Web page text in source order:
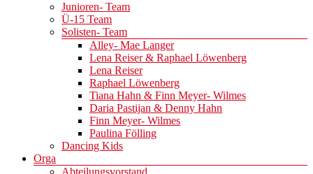
Junioren- Team
Ü-15 Team
Solisten- Team
Alley- Mae Langer
Lena Reiser & Raphael Löwenberg
Lena Reiser
Raphael Löwenberg
Tiana Hahn & Finn Meyer- Wilmes
Daria Pastijan & Denny Hahn
Finn Meyer- Wilmes
Paulina Fölling
Dancing Kids
Orga